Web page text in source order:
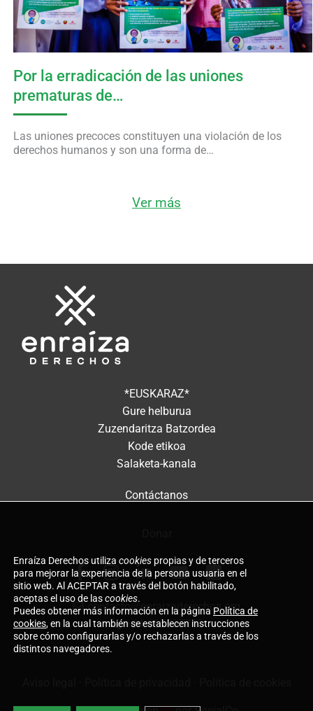
Por la erradicación de las uniones
prematuras de…
Las uniones precoces constituyen una violación de los
derechos humanos y son una forma de…
Ver más
*EUSKARAZ*
Gure helburua
Zuzendaritza Batzordea
Kode etikoa
Salaketa-kanala
Contáctanos
contacto@enraizaderechos.org
+34 660597743
Enraíza Derechos utiliza cookies propias y de terceros
para mejorar la experiencia de la persona usuaria en el
sitio web. Al ACEPTAR a través del botón habilitado,
aceptas el uso de lascookies.
Puedes obtener más información en la página Política de
cookies, en la cual también se establecen instrucciones
sobre cómo configurarlas y/o rechazarlas a través de los
distintos navegadores.